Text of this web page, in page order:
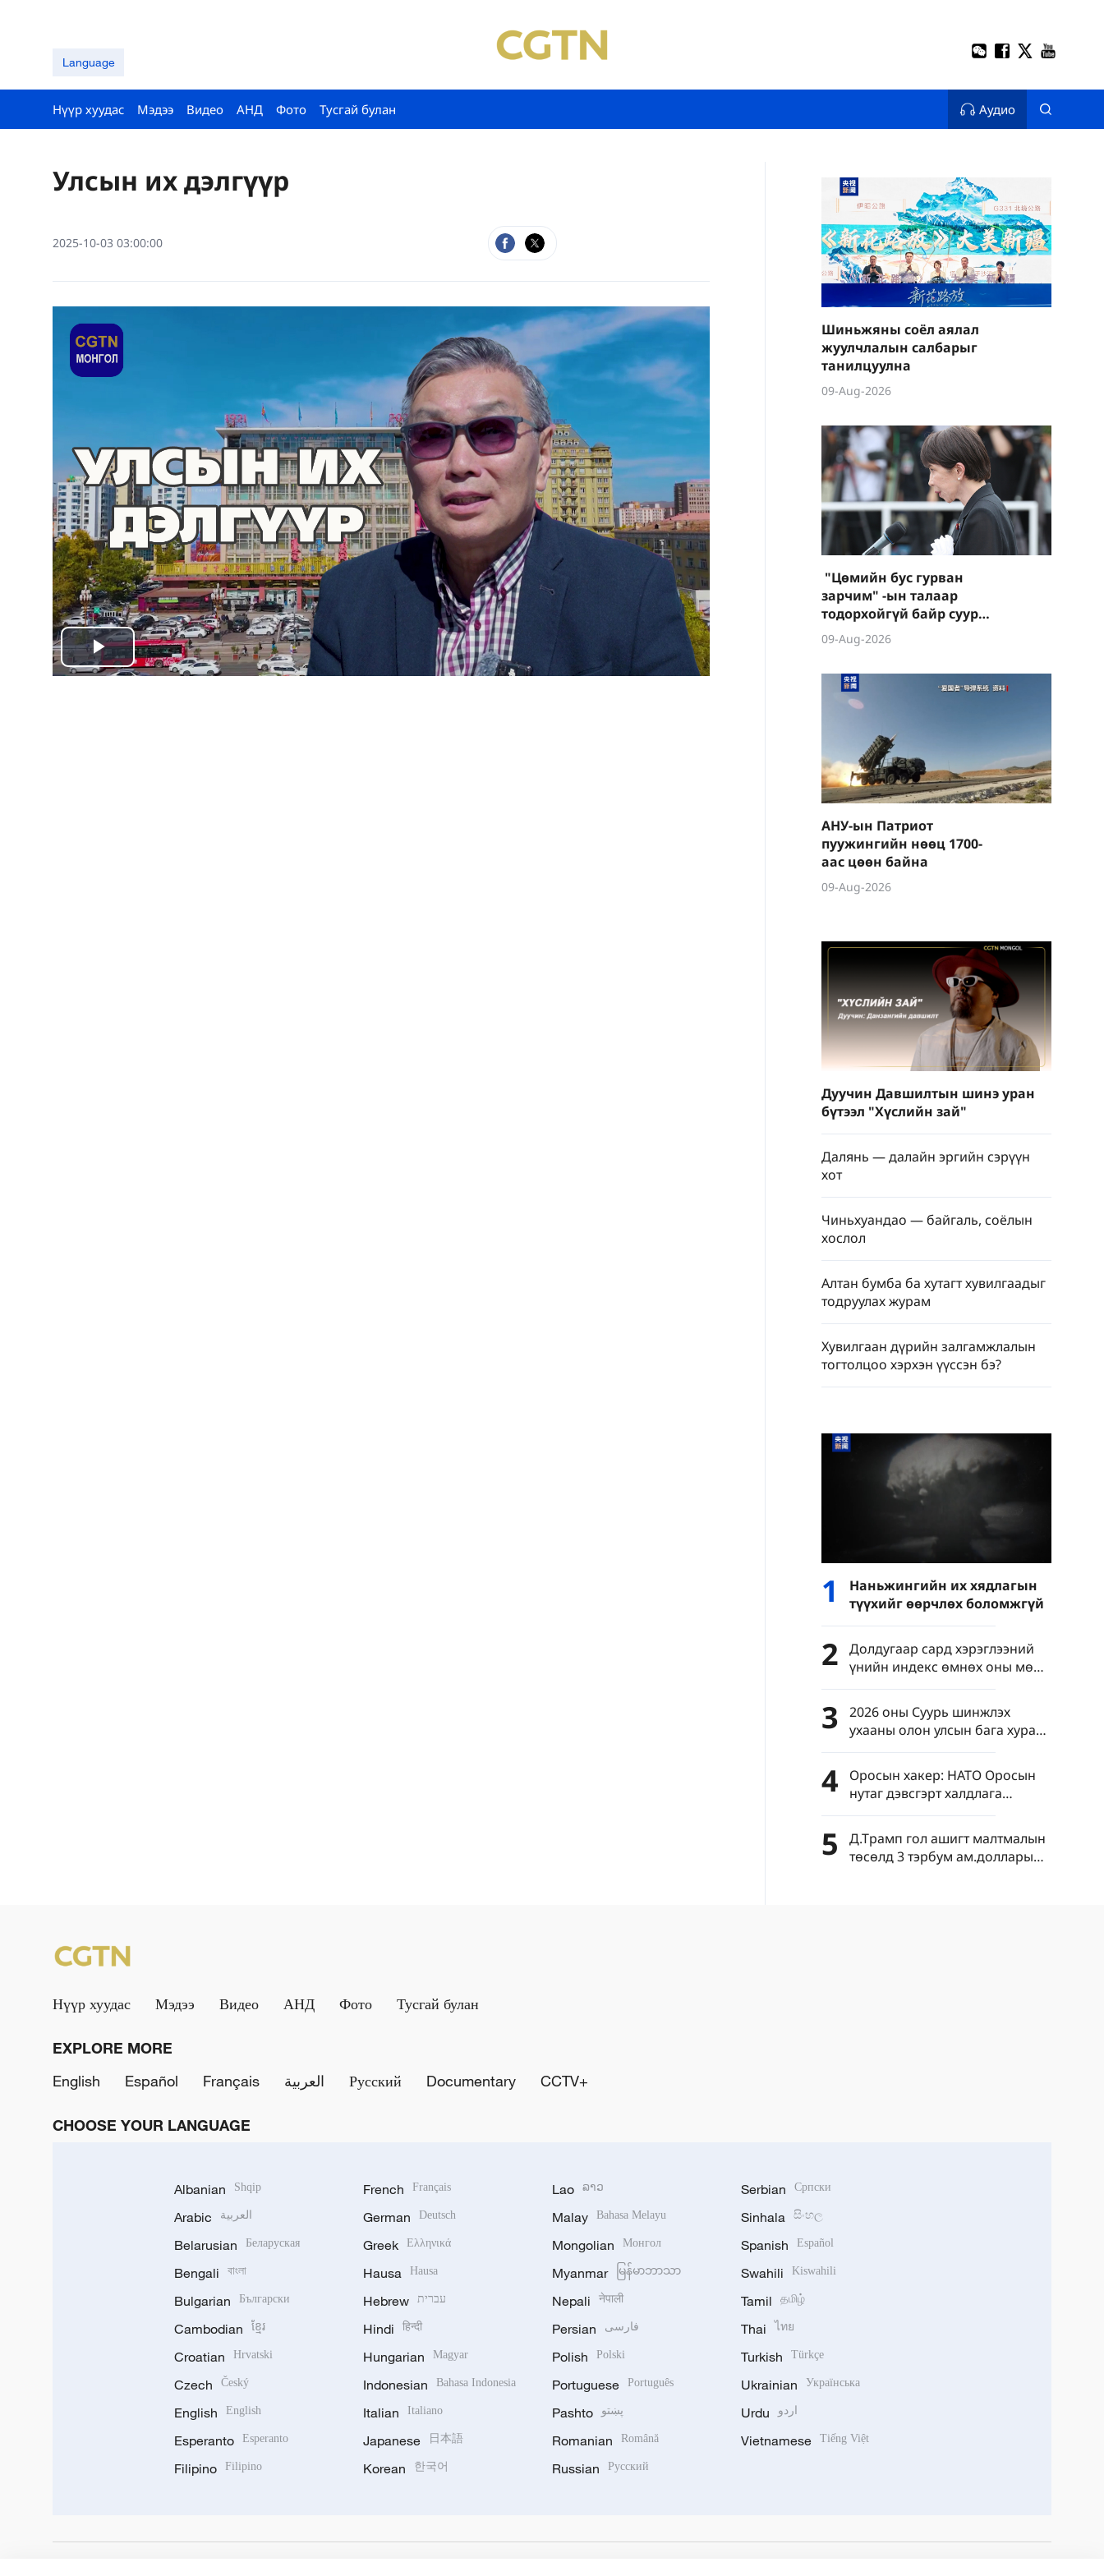
Language
Нүүр хуудас Мэдээ Видео АНД Фото Тусгай булан Аудио
Улсын их дэлгүүр
2025-10-03 03:00:00
Play
Шиньжяны соёл аялал
жуулчлалын салбарыг
танилцуулна
09-Aug-2026
"Цөмийн бус гурван
зарчим" -ын талаар
тодорхойгүй байр суурь
илэрхийлэв
09-Aug-2026
АНУ-ын Патриот
пуужингийн нөөц 1700-
аас цөөн байна
09-Aug-2026
Дуучин Давшилтын шинэ уран
бүтээл "Хүслийн зай"
Далянь — далайн эргийн сэрүүн
хот
Чиньхуандао — байгаль, соёлын
хослол
Алтан бумба ба хутагт хувилгаадыг
тодруулах журам
Хувилгаан дүрийн залгамжлалын
тогтолцоо хэрхэн үүссэн бэ?
1
Наньжингийн их хядлагын
түүхийг өөрчлөх боломжгүй
2
Долдугаар сард хэрэглээний
үнийн индекс өмнөх оны мөн
үеэс 0.5%-иар өсөв
3
2026 оны Суурь шинжлэх
ухааны олон улсын бага хурал
Бээжинд нээгдлээ
4
Оросын хакер: НАТО Оросын
нутаг дэвсгэрт халдлага
үйлдсэний нотлох баримтыг
олж авсан
5
Д.Трамп гол ашигт малтмалын
төсөлд 3 тэрбум ам.долларын
Нүүр хуудас Мэдээ Видео АНД Фото Тусгай булан
EXPLORE MORE
English
Español Français العربية Русский Documentary CCTV+
CHOOSE YOUR LANGUAGE
Albanian Shqip
Arabic العربية
Belarusian Беларуская
Bengali বাংলা
Bulgarian Български
Cambodian ខ្មែរ
Croatian Hrvatski
Czech Český
English English
Esperanto Esperanto
Filipino Filipino
French Français
German Deutsch
Greek Ελληνικά
Hausa Hausa
Hebrew עברית
Hindi हिन्दी
Hungarian Magyar
Indonesian Bahasa Indonesia
Italian Italiano
Japanese 日本語
Korean 한국어
Lao ລາວ
Malay Bahasa Melayu
Mongolian Монгол
Myanmar မြန်မာဘာသာ
Nepali नेपाली
Persian فارسی
Polish Polski
Portuguese Português
Pashto پښتو
Romanian Română
Russian Русский
Serbian Српски
Sinhala සිංහල
Spanish Español
Swahili Kiswahili
Tamil தமிழ்
Thai ไทย
Turkish Türkçe
Ukrainian Українська
Urdu اردو
Vietnamese Tiếng Việt